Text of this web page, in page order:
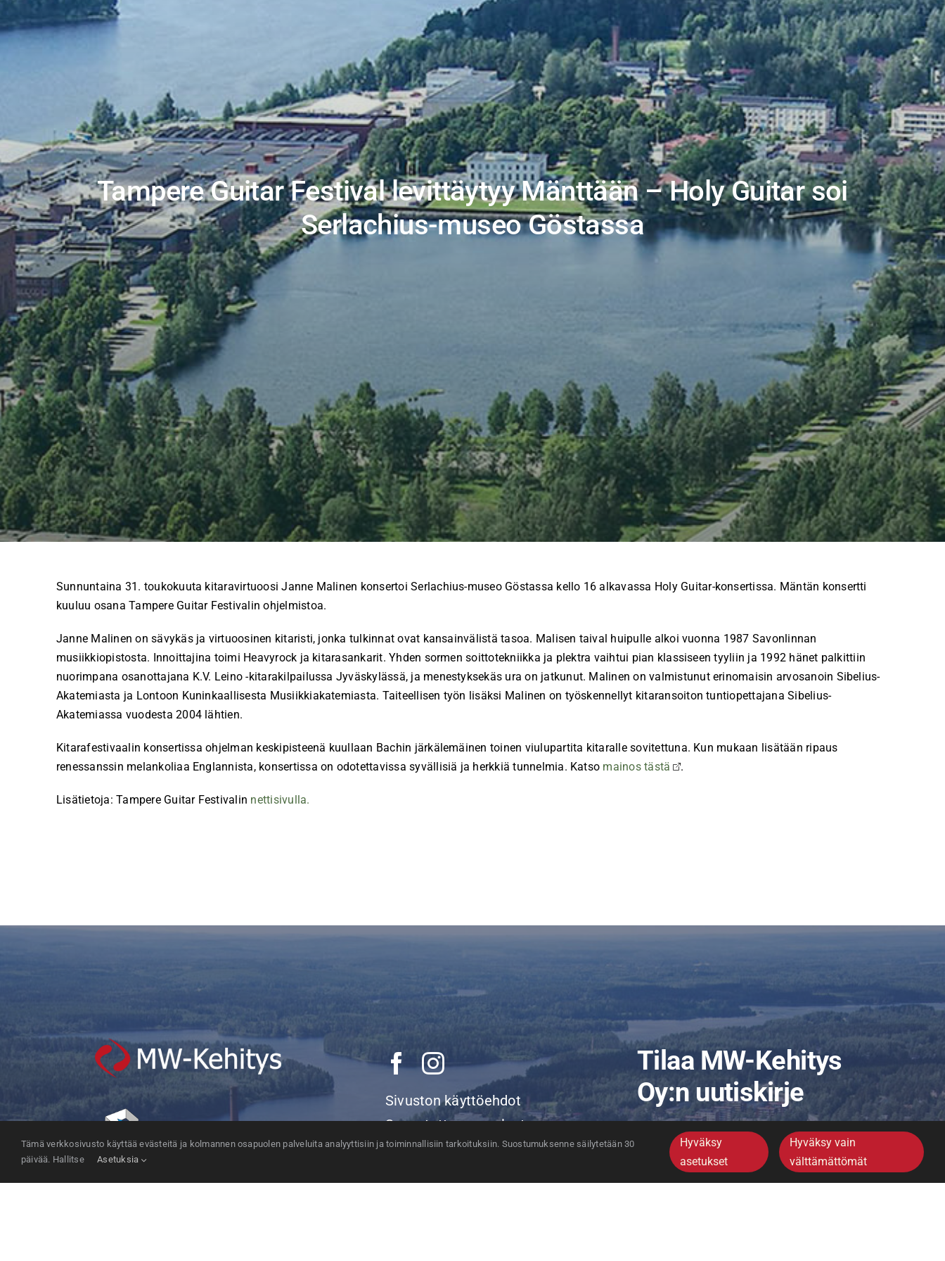
Tampere Guitar Festival levittäytyy Mänttään – Holy Guitar soi
Serlachius-museo Göstassa
Sunnuntaina 31. toukokuuta kitaravirtuoosi Janne Malinen konsertoi Serlachius-museo Göstassa kello 16 alkavassa Holy Guitar-konsertissa. Mäntän konsertti
kuuluu osana Tampere Guitar Festivalin ohjelmistoa.
Janne Malinen on sävykäs ja virtuoosinen kitaristi, jonka tulkinnat ovat kansainvälistä tasoa. Malisen taival huipulle alkoi vuonna 1987 Savonlinnan
musiikkiopistosta. Innoittajina toimi Heavyrock ja kitarasankarit. Yhden sormen soittotekniikka ja plektra vaihtui pian klassiseen tyyliin ja 1992 hänet palkittiin
nuorimpana osanottajana K.V. Leino -kitarakilpailussa Jyväskylässä, ja menestyksekäs ura on jatkunut. Malinen on valmistunut erinomaisin arvosanoin Sibelius-
Akatemiasta ja Lontoon Kuninkaallisesta Musiikkiakatemiasta. Taiteellisen työn lisäksi Malinen on työskennellyt kitaransoiton tuntiopettajana Sibelius-
Akatemiassa vuodesta 2004 lähtien.
Kitarafestivaalin konsertissa ohjelman keskipisteenä kuullaan Bachin järkälemäinen toinen viulupartita kitaralle sovitettuna. Kun mukaan lisätään ripaus
renessanssin melankoliaa Englannista, konsertissa on odotettavissa syvällisiä ja herkkiä tunnelmia. Katso mainos tästä .
Lisätietoja: Tampere Guitar Festivalin nettisivulla.
Sivuston käyttöehdot
Saavutettavuusseloste
Tietosuojaseloste
Tilaa MW-Kehitys
Oy:n uutiskirje
Tämä verkkosivusto käyttää evästeitä ja kolmannen osapuolen palveluita analyyttisiin ja toiminnallisiin tarkoituksiin. Suostumuksenne säilytetään 30
päivää. Hallitse
Asetuksia
Hyväksy
asetukset
Hyväksy vain
välttämättömät